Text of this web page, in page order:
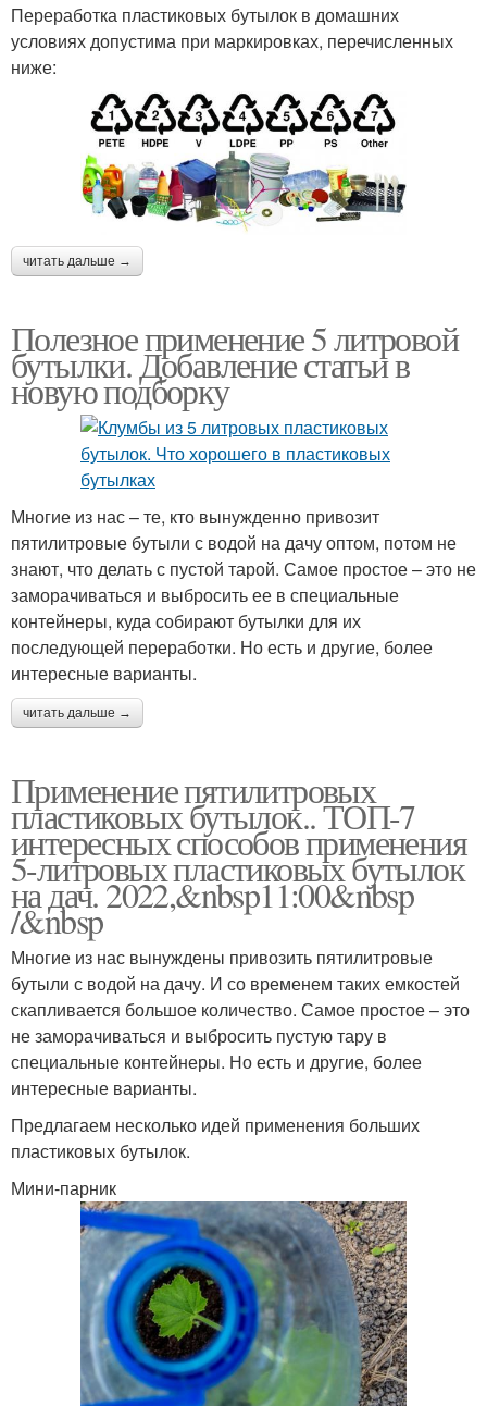
Переработка пластиковых бутылок в домашних
условиях допустима при маркировках, перечисленных
ниже:
читать дальше →
Полезное применение 5 литровой
бутылки. Добавление статьи в
новую подборку
Многие из нас – те, кто вынужденно привозит
пятилитровые бутыли с водой на дачу оптом, потом не
знают, что делать с пустой тарой. Самое простое – это не
заморачиваться и выбросить ее в специальные
контейнеры, куда собирают бутылки для их
последующей переработки. Но есть и другие, более
интересные варианты.
читать дальше →
Применение пятилитровых
пластиковых бутылок.. ТОП-7
интересных способов применения
5-литровых пластиковых бутылок
на дач. 2022,&nbsp11:00&nbsp
/&nbsp
Многие из нас вынуждены привозить пятилитровые
бутыли с водой на дачу. И со временем таких емкостей
скапливается большое количество. Самое простое – это
не заморачиваться и выбросить пустую тару в
специальные контейнеры. Но есть и другие, более
интересные варианты.
Предлагаем несколько идей применения больших
пластиковых бутылок.
Мини-парник